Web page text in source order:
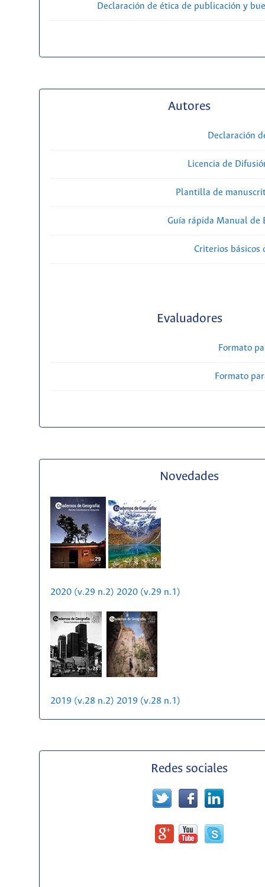
Declaración de ética de publicación y
Autores
Declaración
Licencia de
Plantilla de
Guía rápida Manual de
Criterios básicos
Evaluadores
Formato
Formato
Novedades
2020 (v.29 n.2) 2020 (v.29 n.1)
2019 (v.28 n.2) 2019 (v.28 n.1)
Redes sociales